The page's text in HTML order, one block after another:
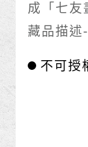
成「七友
藏品描述
不可授